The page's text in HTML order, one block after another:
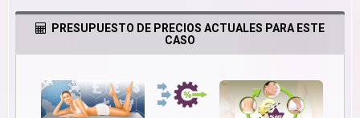
PRESUPUESTO DE PRECIOS ACTUALES PARA ESTE
CASO